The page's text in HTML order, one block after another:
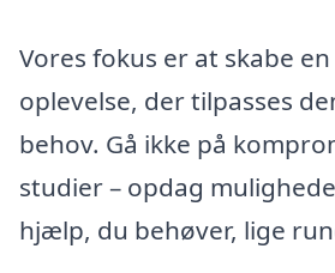
Vores fokus er at skabe
oplevelse, der tilpasses
behov. Gå ikke på
studier – opdag
hjælp, du behøver, lige